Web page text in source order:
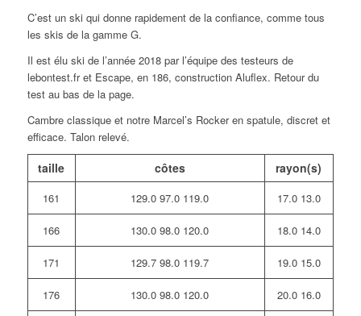
C’est un ski qui donne rapidement de la confiance, comme tous
les skis de la gamme G.
Il est élu ski de l’année 2018 par l’équipe des testeurs de
lebontest.fr et Escape, en 186, construction Aluflex. Retour du
test au bas de la page.
Cambre classique et notre Marcel’s Rocker en spatule, discret et
efficace. Talon relevé.
taille côtes rayon(s)
161 129.0 97.0 119.0 17.0 13.0
166 130.0 98.0 120.0 18.0 14.0
171 129.7 98.0 119.7 19.0 15.0
176 130.0 98.0 120.0 20.0 16.0